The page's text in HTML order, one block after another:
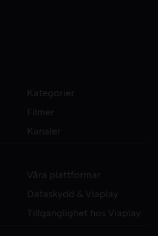
Kategorier
Filmer
Kanaler
Våra plattformar
Dataskydd & Viaplay
Tillgänglighet hos Viaplay